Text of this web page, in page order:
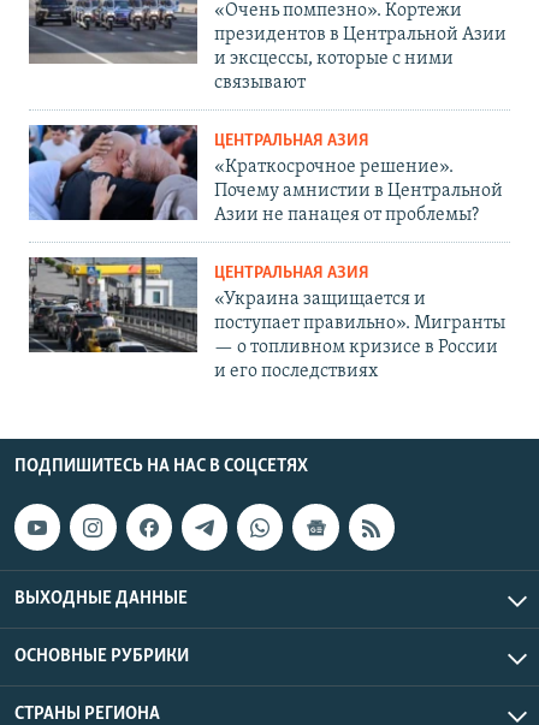
«Очень помпезно». Кортежи
президентов в Центральной Азии
и эксцессы, которые с ними
связывают
ЦЕНТРАЛЬНАЯ АЗИЯ
«Краткосрочное решение».
Почему амнистии в Центральной
Азии не панацея от проблемы?
ЦЕНТРАЛЬНАЯ АЗИЯ
«Украина защищается и
поступает правильно». Мигранты
— о топливном кризисе в России
и его последствиях
ПОДПИШИТЕСЬ НА НАС В СОЦСЕТЯХ
ВЫХОДНЫЕ ДАННЫЕ
ОСНОВНЫЕ РУБРИКИ
СТРАНЫ РЕГИОНА